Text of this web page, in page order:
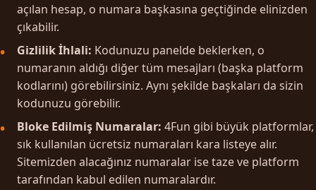
açılan hesap, o numara başkasına geçtiğinde elinizden
çıkabilir.
Gizlilik İhlali: Kodunuzu panelde beklerken, o
numaranın aldığı diğer tüm mesajları (başka platform
kodlarını) görebilirsiniz. Aynı şekilde başkaları da sizin
kodunuzu görebilir.
Bloke Edilmiş Numaralar: 4Fun gibi büyük platformlar,
sık kullanılan ücretsiz numaraları kara listeye alır.
Sitemizden alacağınız numaralar ise taze ve platform
tarafından kabul edilen numaralardır.